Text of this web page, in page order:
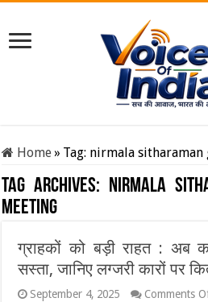
Home» Tag: nirmala
Tag Archives: nirmala
meeting
ग्राहकों को बड़ी राहत : अब
सस्ता, जानिए लग्जरी कारों पर
September 4, 2025 Comments